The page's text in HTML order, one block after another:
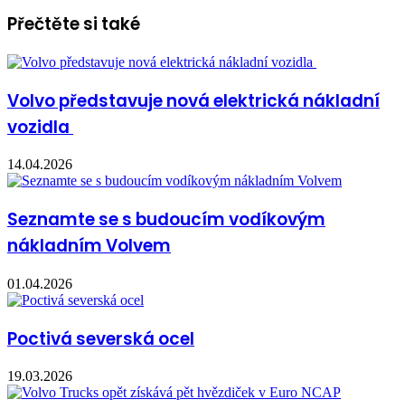
Přečtěte si také
Volvo představuje nová elektrická nákladní
vozidla
14.04.2026
Seznamte se s budoucím vodíkovým
nákladním Volvem
01.04.2026
Poctivá severská ocel
19.03.2026